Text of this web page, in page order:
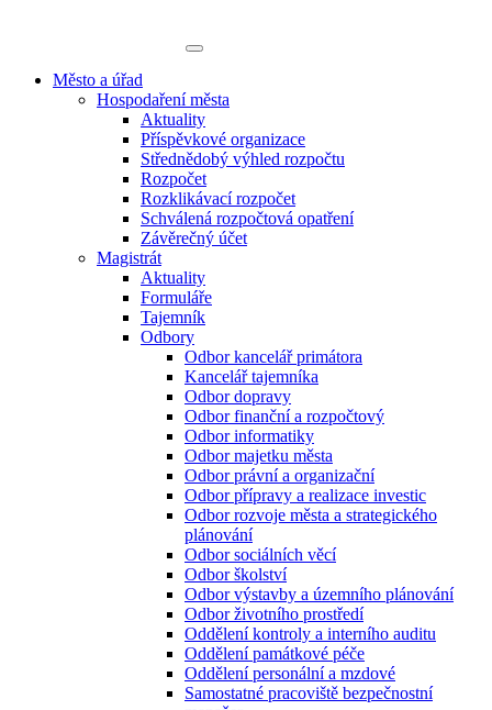
Město a úřad
Hospodaření města
Aktuality
Příspěvkové organizace
Střednědobý výhled rozpočtu
Rozpočet
Rozklikávací rozpočet
Schválená rozpočtová opatření
Závěrečný účet
Magistrát
Aktuality
Formuláře
Tajemník
Odbory
Odbor kancelář primátora
Kancelář tajemníka
Odbor dopravy
Odbor finanční a rozpočtový
Odbor informatiky
Odbor majetku města
Odbor právní a organizační
Odbor přípravy a realizace investic
Odbor rozvoje města a strategického
plánování
Odbor sociálních věcí
Odbor školství
Odbor výstavby a územního plánování
Odbor životního prostředí
Oddělení kontroly a interního auditu
Oddělení památkové péče
Oddělení personální a mzdové
Samostatné pracoviště bezpečnostní